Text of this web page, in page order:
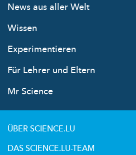
News aus aller Welt
Wissen
Experimentieren
Für Lehrer und Eltern
Mr Science
ÜBER SCIENCE.LU
DAS SCIENCE.LU-TEAM